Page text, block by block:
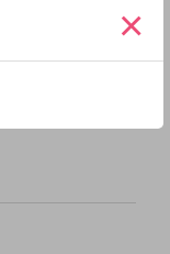
×
21:00